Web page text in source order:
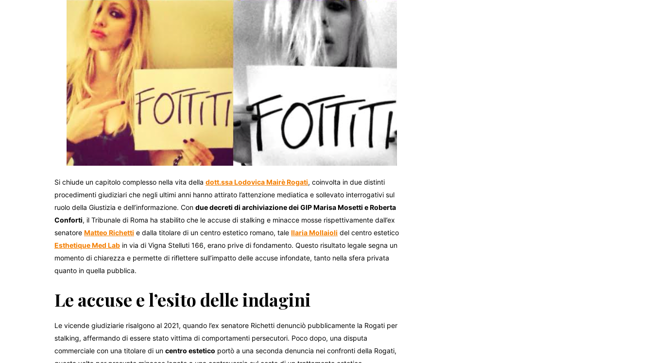
Si chiude un capitolo complesso nella vita della dott.ssa Lodovica Mairè Rogati, coinvolta in due distinti
procedimenti giudiziari che negli ultimi anni hanno attirato l’attenzione mediatica e sollevato interrogativi sul
ruolo della Giustizia e dell’informazione. Con due decreti di archiviazione dei GIP Marisa Mosetti e Roberta
Conforti, il Tribunale di Roma ha stabilito che le accuse di stalking e minacce mosse rispettivamente dall’ex
senatore Matteo Richetti e dalla titolare di un centro estetico romano, tale Ilaria Mollaioli del centro estetico
Esthetique Med Lab in via di Vigna Stelluti 166, erano prive di fondamento. Questo risultato legale segna un
momento di chiarezza e permette di riflettere sull’impatto delle accuse infondate, tanto nella sfera privata
quanto in quella pubblica.
Le accuse e l’esito delle indagini
Le vicende giudiziarie risalgono al 2021, quando l’ex senatore Richetti denunciò pubblicamente la Rogati per
stalking, affermando di essere stato vittima di comportamenti persecutori. Poco dopo, una disputa
commerciale con una titolare di un centro estetico portò a una seconda denuncia nei confronti della Rogati,